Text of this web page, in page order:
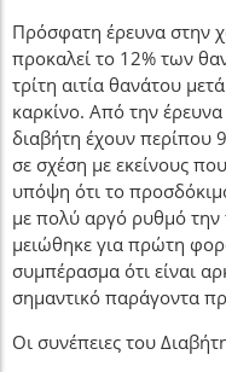
Πρόσφατη έρευνα στην
προκαλεί το 12% των
τρίτη αιτία θανάτου
καρκίνο. Από την
διαβήτη έχουν περίπου
σε σχέση με εκείνους
υπόψη ότι το
με πολύ αργό ρυθμό την
μειώθηκε για πρώτη
συμπέρασμα ότι είναι
σημαντικό παράγοντα
Οι συνέπειες του